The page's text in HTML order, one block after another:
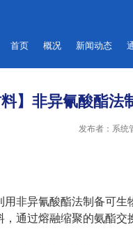
首页 概况 新闻动态
料】非异氰酸酯
发布者：系统
用非异氰酸酯法制备可生
，通过熔融缩聚的氨酯